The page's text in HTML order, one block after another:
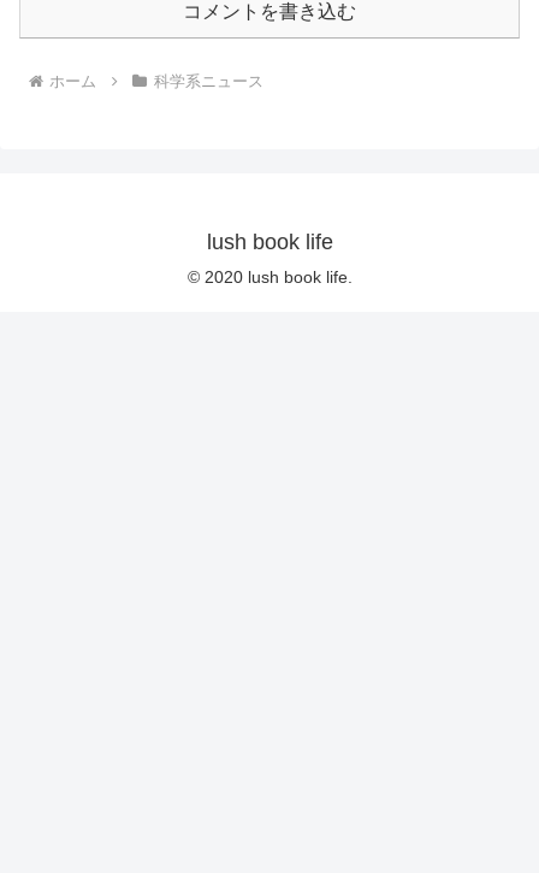
コメントを書き込む
ホーム 科学系ニュース
lush book life
© 2020 lush book life.